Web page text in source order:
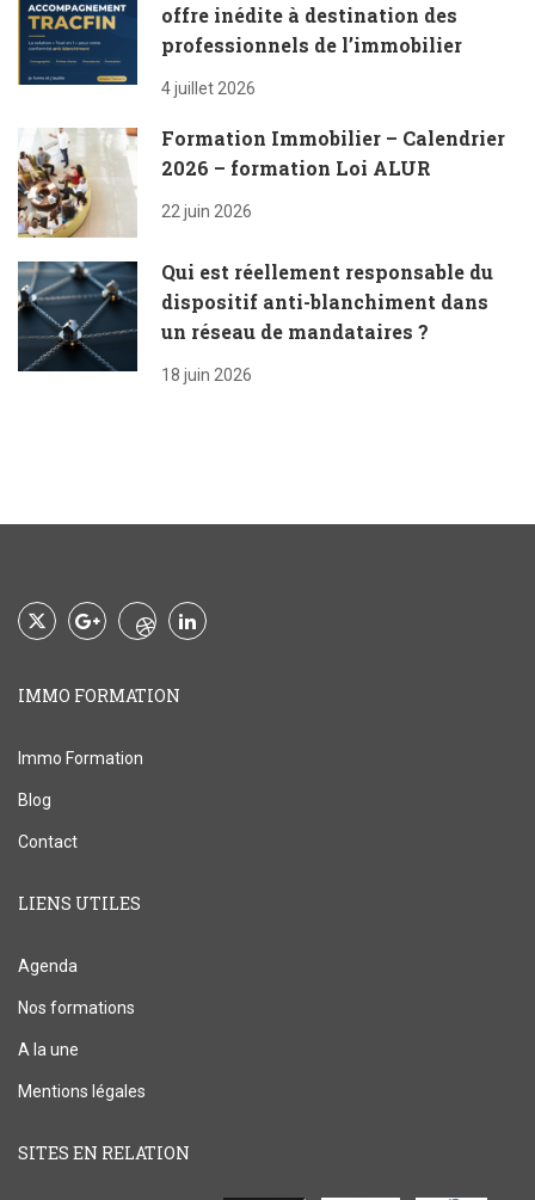
offre inédite à destination des
professionnels de l’immobilier
4 juillet 2026
Formation Immobilier – Calendrier
2026 – formation Loi ALUR
22 juin 2026
Qui est réellement responsable du
dispositif anti-blanchiment dans
un réseau de mandataires ?
18 juin 2026
IMMO FORMATION
Immo Formation
Blog
Contact
LIENS UTILES
Agenda
Nos formations
A la une
Mentions légales
SITES EN RELATION